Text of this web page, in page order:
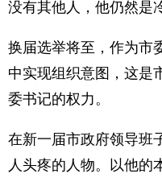
没有其他人，他仍然是
换届选举将至，作为市
中实现组织意图，这是
委书记的权力。
在新一届市政府领导班
人头疼的人物。以他的